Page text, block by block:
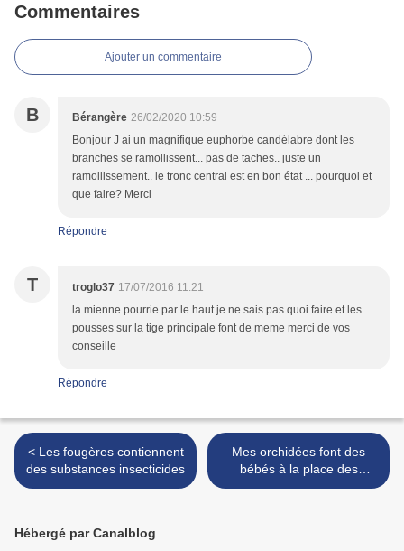
Commentaires
Ajouter un commentaire
B Bérangère 26/02/2020 10:59
Bonjour J ai un magnifique euphorbe candélabre dont les
branches se ramollissent... pas de taches.. juste un
ramollissement.. le tronc central est en bon état ... pourquoi et
que faire? Merci
Répondre
T troglo37 17/07/2016 11:21
la mienne pourrie par le haut je ne sais pas quoi faire et les
pousses sur la tige principale font de meme merci de vos
conseille
Répondre
< Les fougères contiennent
des substances insecticides
Mes orchidées font des
bébés à la place des
fleurs... >
Hébergé par Canalblog